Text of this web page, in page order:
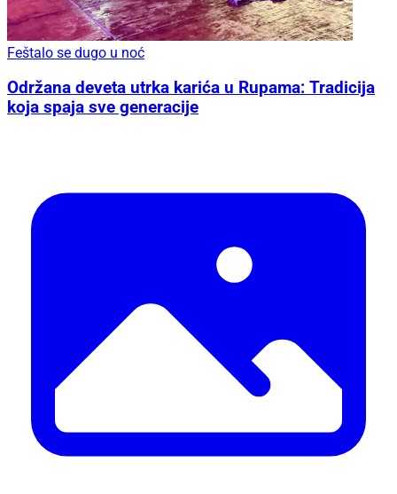
Feštalo se dugo u noć
Održana deveta utrka karića u Rupama: Tradicija
koja spaja sve generacije